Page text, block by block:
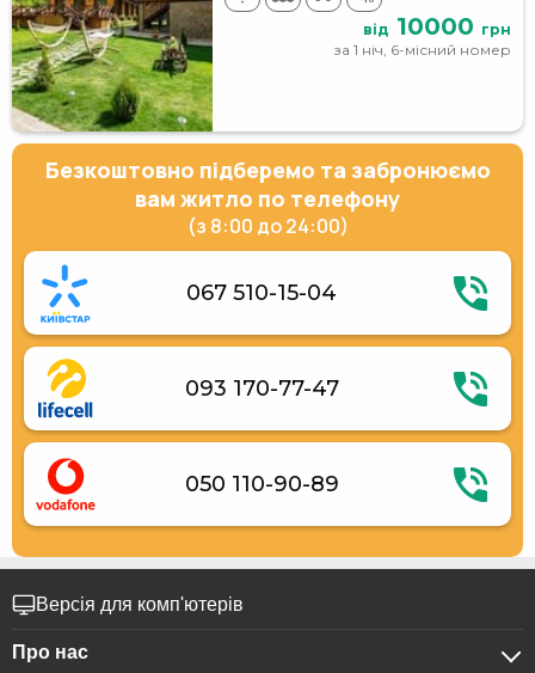
від 10000 грн
за 1 ніч, 6-місний номер
Безкоштовно підберемо та забронюємо
вам житло по телефону
(з 8:00 до 24:00)
067 510-15-04
093 170-77-47
050 110-90-89
Версія для комп'ютерів
Про нас